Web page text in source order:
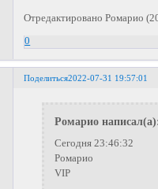
Отредактировано Ромарио
0
Поделиться2022-07-31 19:57:01
Ромарио
Сегодня 23:46:32
Ромарио
VIP